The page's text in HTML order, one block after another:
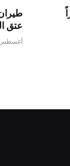
عتق
أغسطس 7,